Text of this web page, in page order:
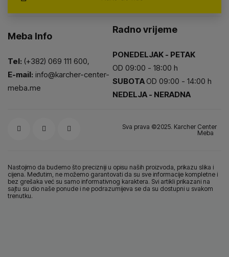
Meba Info
Tel: (+382) 069 111 600,
E-mail: info@karcher-center-
meba.me
Radno vrijeme
PONEDELJAK - PETAK
OD 09:00 - 18:00 h
SUBOTA OD 09:00 - 14:00 h
NEDELJA - NERADNA
Sva prava ©2025. Karcher Center
Meba
Nastojimo da budemo što precizniji u opisu naših proizvoda, prikazu slika i
cijena. Međutim, ne možemo garantovati da su sve informacije kompletne i
bez grešaka već su samo informativnog karaktera. Svi artikli prikazani na
sajtu su dio naše ponude i ne podrazumijeva se da su dostupni u svakom
trenutku.